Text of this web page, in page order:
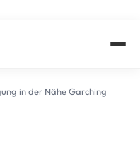
in der Nähe Garching